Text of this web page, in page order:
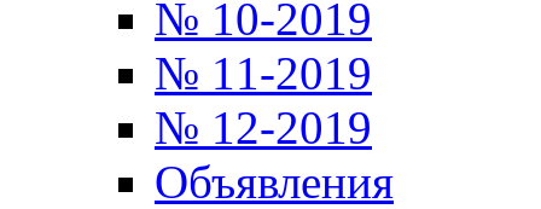
№ 10-2019
№ 11-2019
№ 12-2019
Объявления